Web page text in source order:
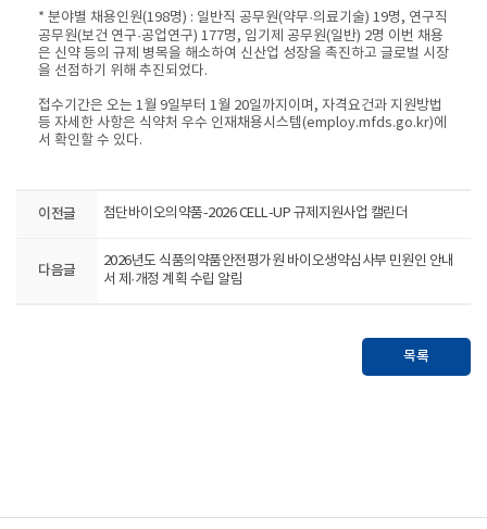
* 분야별 채용인원(198명) : 일반직 공무원(약무·의료기술) 19명, 연구직
공무원(보건 연구·공업연구) 177명, 임기제 공무원(일반) 2명 이번 채용
은 신약 등의 규제 병목을 해소하여 신산업 성장을 촉진하고 글로벌 시장
을 선점하기 위해 추진되었다.
접수기간은 오는 1월 9일부터 1월 20일까지이며, 자격요건과 지원방법
등 자세한 사항은 식약처 우수 인재채용시스템(employ.mfds.go.kr)에
서 확인할 수 있다.
이전글 첨단바이오의약품-2026 CELL-UP 규제지원사업 캘린더
다음글
2026년도 식품의약품안전평가원 바이오생약심사부 민원인 안내
서 제·개정 계획 수립 알림
목록